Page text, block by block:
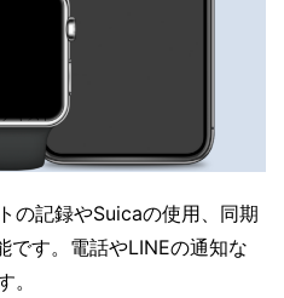
の記録やSuicaの使用、同期
です。電話やLINEの通知な
。